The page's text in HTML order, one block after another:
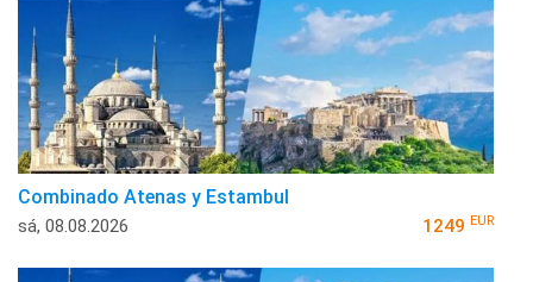
Combinado Atenas y Estambul
sá, 08.08.2026 1249 EUR